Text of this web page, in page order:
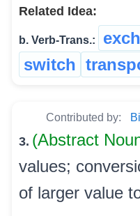
Related Idea:
b. Verb-Trans.:
switch
Contributed by:
3. (Abstract
values;
of larger value